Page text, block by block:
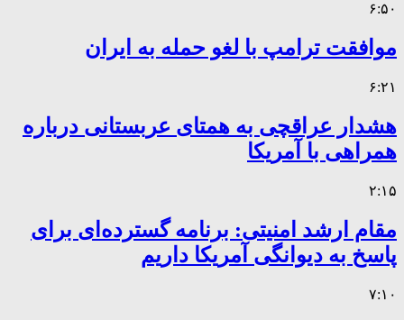
۶:۵۰
موافقت ترامپ با لغو حمله به ایران
۶:۲۱
هشدار عراقچی به همتای عربستانی درباره
همراهی با آمریکا
۲:۱۵
مقام ارشد امنیتی: برنامه گسترده‌ای برای
پاسخ به دیوانگی آمریکا داریم
۷:۱۰